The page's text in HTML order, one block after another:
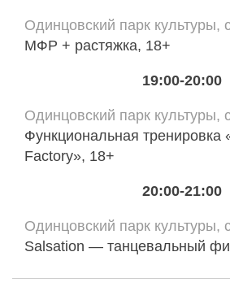
Одинцовский парк культуры,
МФР + растяжка, 18+
19:00-20:00
Одинцовский парк культуры,
Функциональная тренировка
Factory», 18+
20:00-21:00
Одинцовский парк культуры,
Salsation — танцевальный